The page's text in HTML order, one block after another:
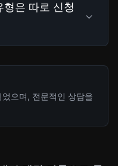
형은 따로 신청
으며, 전문적인 상담을